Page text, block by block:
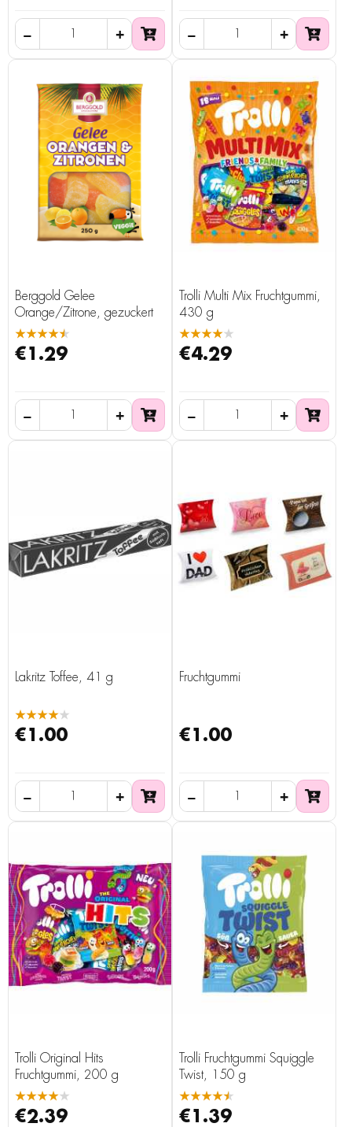
Berggold Gelee
Orange/Zitrone, gezuckert
★★★★★
€1.29
Trolli Multi Mix Fruchtgummi,
430 g
★★★★★
€4.29
Lakritz Toffee, 41 g
★★★★★
€1.00
Fruchtgummi
€1.00
Trolli Original Hits
Fruchtgummi, 200 g
★★★★★
€2.39
Trolli Fruchtgummi Squiggle
Twist, 150 g
★★★★★
€1.39